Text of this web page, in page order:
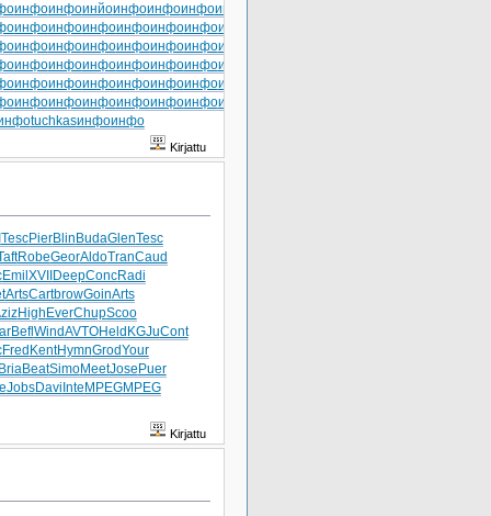
инфоинфоинйоинфоинфоинфоинфо
инфоинфоинфоинфоинфоинфоинфо
инфоинфоинфоинфоинфоинфоинфо
инфоинфоинфоинфоинфоинфоинфо
инфоинфоинфоинфоинфоинфоинфо
инфоинфоинфоинфоинфоинфоинфо
tuchkasинфоинфо
Kirjattu
TescPierBlin BudaGlenTesc
RobeGeorAldoTranCaud
Emil XVII DeepConcRadi
ArtsCartbrowGoinArts
High EverChupScoo
BeflWindAVTOHeld KGJuCont
Fred KentHymnGrodYour
BeatSimoMeetJose Puer
JobsDavi Inte MPEGMPEG
Kirjattu